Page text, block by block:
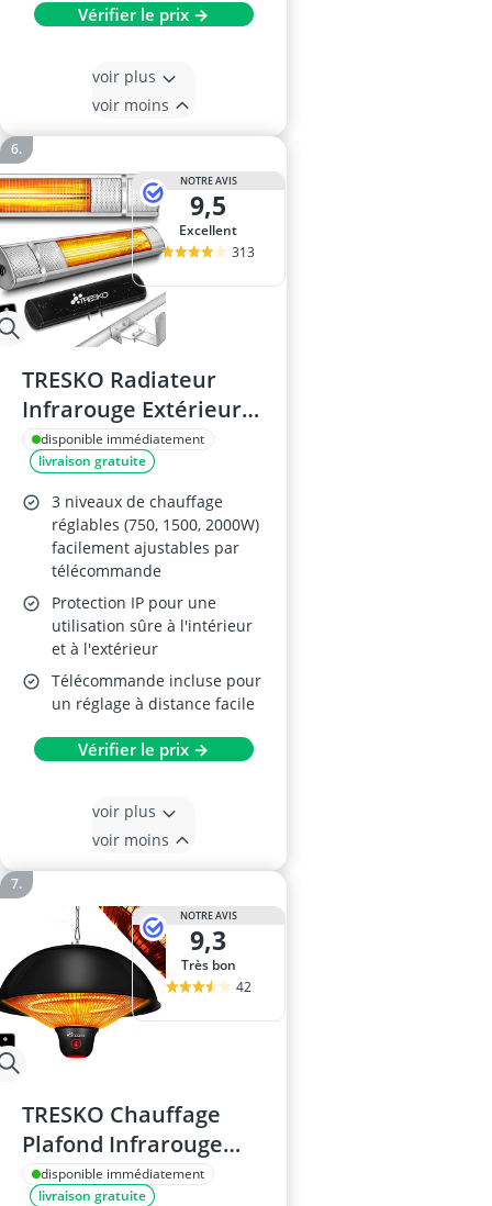
Vérifier le prix →
voir plus
voir moins
NOTRE AVIS
9,5
Excellent
313
TRESKO Radiateur
Infrarouge Extérieur
2000W
disponible immédiatement
livraison gratuite
3 niveaux de chauffage
réglables (750, 1500, 2000W)
facilement ajustables par
télécommande
Protection IP pour une
utilisation sûre à l'intérieur
et à l'extérieur
Télécommande incluse pour
un réglage à distance facile
Vérifier le prix →
voir plus
voir moins
NOTRE AVIS
9,3
Très bon
42
TRESKO Chauffage
Plafond Infrarouge
1500W
disponible immédiatement
livraison gratuite